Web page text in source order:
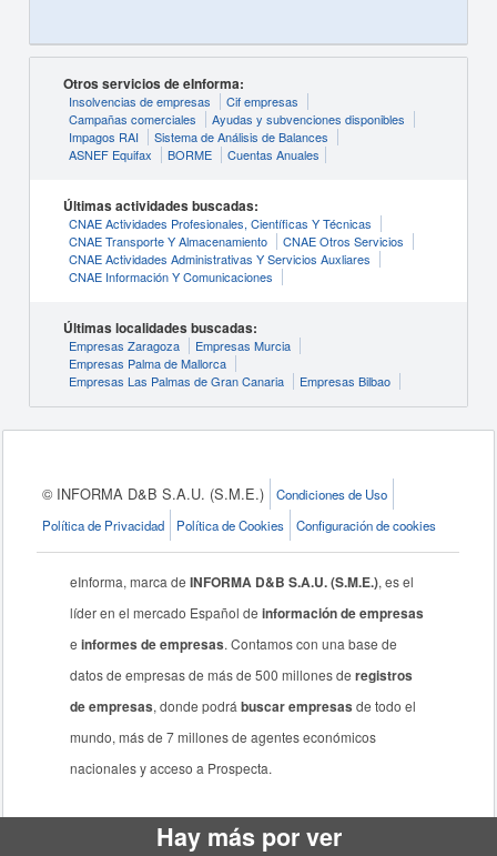
Otros servicios de eInforma:
Insolvencias de empresas
Cif empresas
Campañas comerciales
Ayudas y subvenciones disponibles
Impagos RAI
Sistema de Análisis de Balances
ASNEF Equifax
BORME Cuentas Anuales
Últimas actividades buscadas:
CNAE Actividades Profesionales, Científicas Y Técnicas
CNAE Transporte Y Almacenamiento
CNAE Otros Servicios
CNAE Actividades Administrativas Y Servicios Auxliares
CNAE Información Y Comunicaciones
Últimas localidades buscadas:
Empresas Zaragoza
Empresas Murcia
Empresas Palma de Mallorca
Empresas Las Palmas de Gran Canaria
Empresas Bilbao
© INFORMA D&B S.A.U. (S.M.E.)
Condiciones de Uso
Política de Privacidad
Política de Cookies Configuración de cookies
eInforma, marca deINFORMA D&B S.A.U. (S.M.E.), es el
líder en el mercado Español deinformación de empresas
einformes de empresas. Contamos con una base de
datos de empresas de más de 500 millones deregistros
de empresas, donde podrábuscar empresas de todo el
mundo, más de 7 millones de agentes económicos
nacionales y acceso a Prospecta.
Hay más por ver